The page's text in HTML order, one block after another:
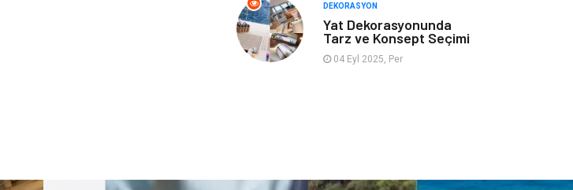
Alüminyum Bilişim
Kültür Sanat
Endüstriyel
DEKORASYON
Yat Dekorasyonunda
Tarz ve Konsept Seçimi
04 Eyl 2025, Per